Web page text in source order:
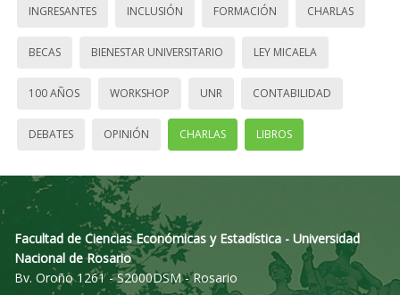
INGRESANTES INCLUSIÓN FORMACIÓN CHARLAS
BECAS BIENESTAR UNIVERSITARIO LEY MICAELA
100 AÑOS WORKSHOP UNR CONTABILIDAD
DEBATES OPINIÓN CHARLAS LIBROS
Facultad de Ciencias Económicas y Estadística - Universidad
Nacional de Rosario
Bv. Oroño 1261 - S2000DSM - Rosario